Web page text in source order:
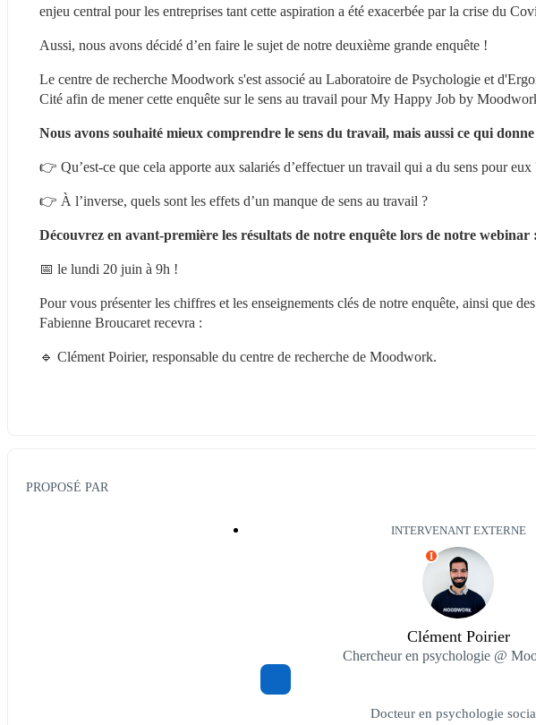
enjeu central pour les entreprises tant cette aspiration a été exacerbée par la crise du
Aussi, nous avons décidé d’en faire le sujet de notre deuxième grande enquête !
Le centre de recherche Moodwork s'est associé au Laboratoire de Psychologie et
Cité afin de mener cette enquête sur le sens au travail pour My Happy Job by
Nous avons souhaité mieux comprendre le sens du travail, mais aussi ce qui
👉 Qu’est-ce que cela apporte aux salariés d’effectuer un travail qui a du sens pour eux
👉 À l’inverse, quels sont les effets d’un manque de sens au travail ?
Découvrez en avant-première les résultats de notre enquête lors de notre webinar :
📅 le lundi 20 juin à 9h !
Pour vous présenter les chiffres et les enseignements clés de notre enquête, ainsi que
Fabienne Broucaret recevra :
🔹 Clément Poirier, responsable du centre de recherche de Moodwork.
PROPOSÉ PAR
INTERVENANT EXTERNE
I
Clément Poirier
Chercheur en psychologie @
Docteur en psychologie